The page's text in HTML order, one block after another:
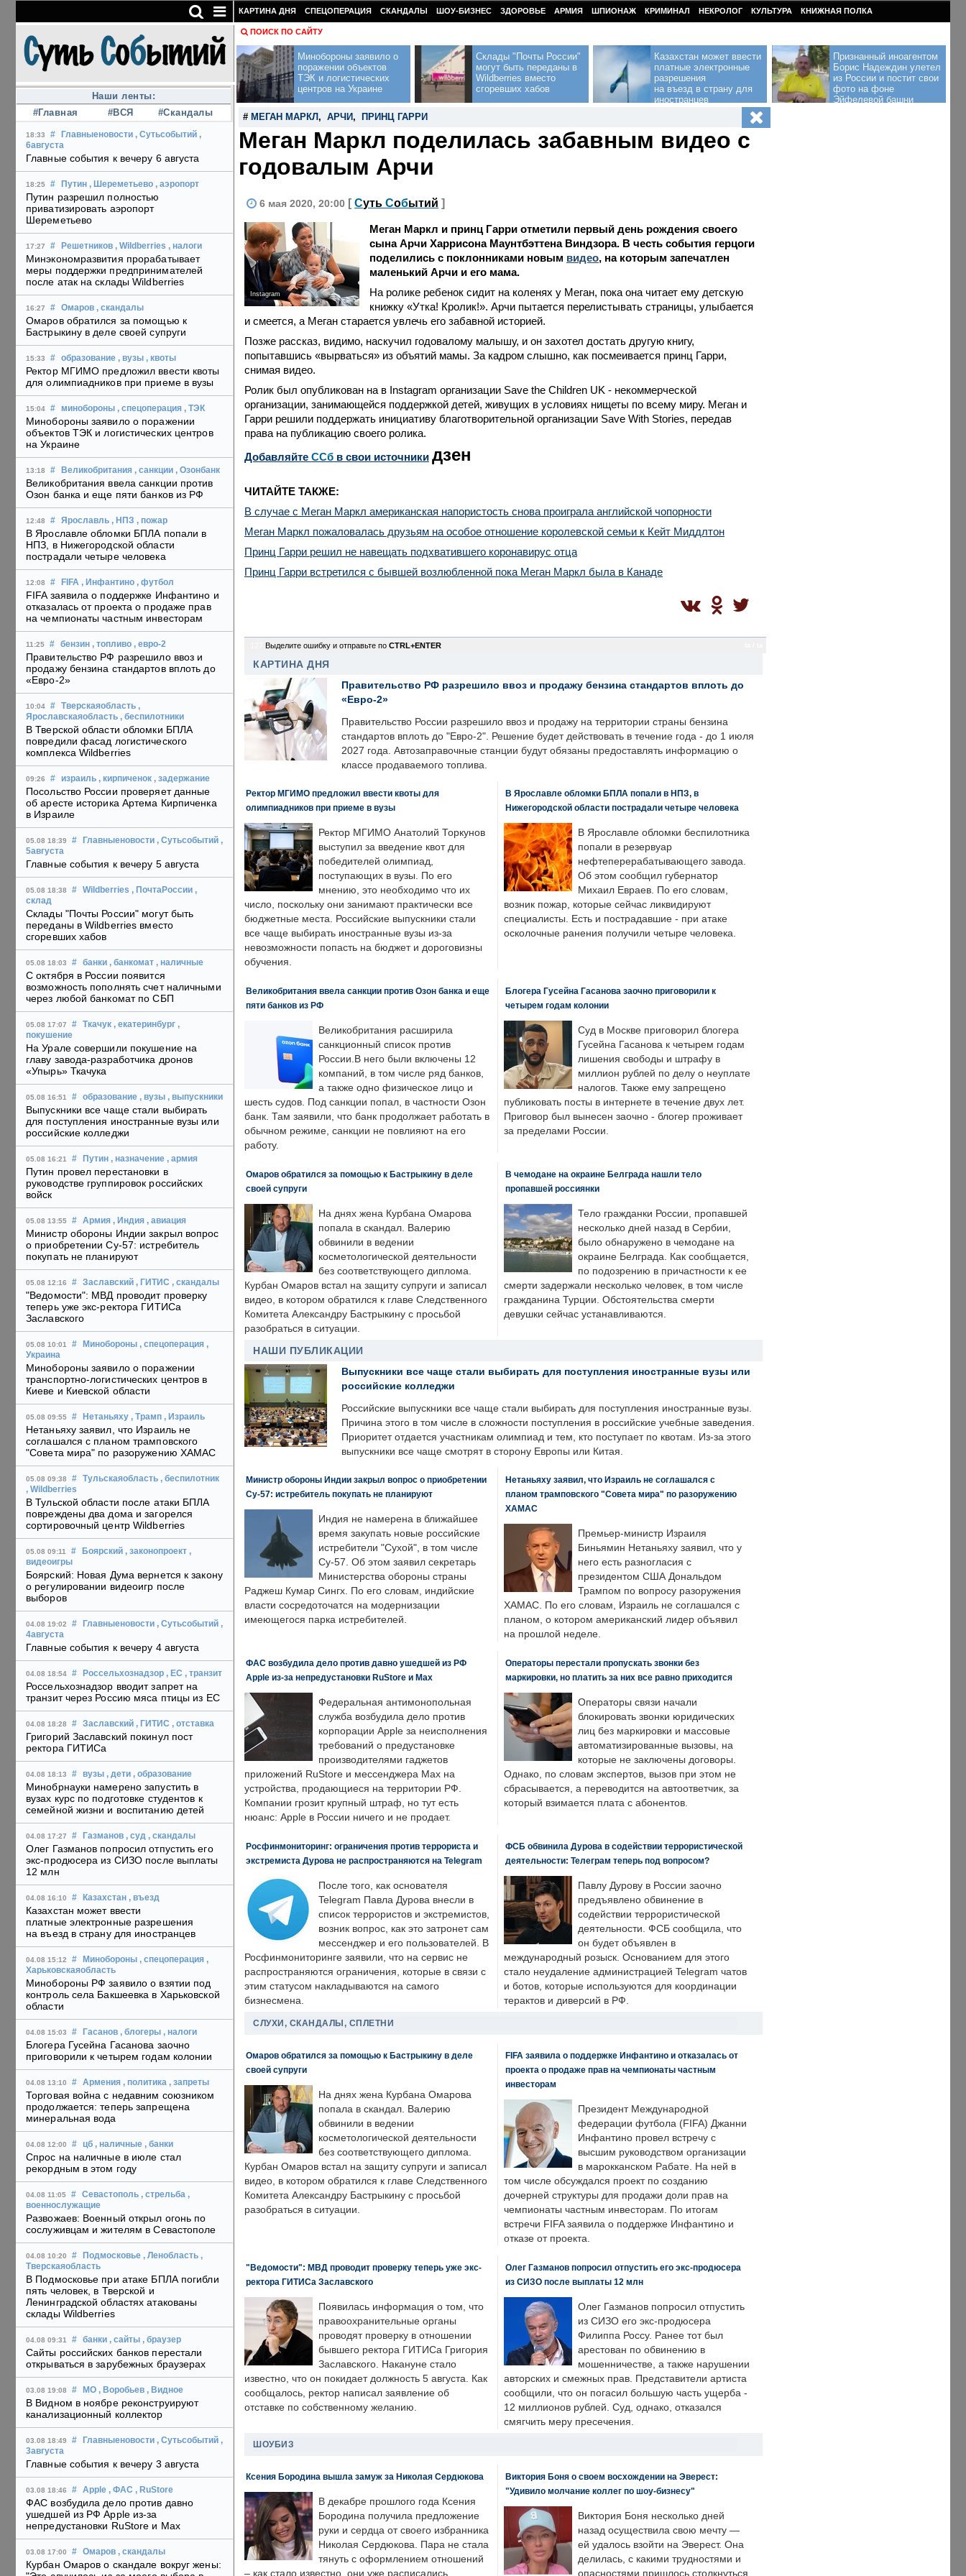
Наши ленты:
#Главная
#ВСЯ #Скандалы
18:33 # Главныеновости , Сутьсобытий ,
6августа
Главные события к вечеру 6 августа
18:25 # Путин , Шереметьево , аэропорт
Путин разрешил полностью
приватизировать аэропорт
Шереметьево
17:27 # Решетников , Wildberries , налоги
Минэкономразвития прорабатывает
меры поддержки предпринимателей
после атак на склады Wildberries
16:27 # Омаров , скандалы
Омаров обратился за помощью к
Бастрыкину в деле своей супруги
15:33 # образование , вузы , квоты
Ректор МГИМО предложил ввести квоты
для олимпиадников при приеме в вузы
15:04 # минобороны , спецоперация , ТЭК
Минобороны заявило о поражении
объектов ТЭК и логистических центров
на Украине
13:18 # Великобритания , санкции , Озонбанк
Великобритания ввела санкции против
Озон банка и еще пяти банков из РФ
12:48 # Ярославль , НПЗ , пожар
В Ярославле обломки БПЛА попали в
НПЗ, в Нижегородской области
пострадали четыре человека
12:08 # FIFA , Инфантино , футбол
FIFA заявила о поддержке Инфантино и
отказалась от проекта о продаже прав
на чемпионаты частным инвесторам
11:25 # бензин , топливо , евро-2
Правительство РФ разрешило ввоз и
продажу бензина стандартов вплоть до
«Евро-2»
10:04 # Тверскаяобласть ,
Ярославскаяобласть , беспилотники
В Тверской области обломки БПЛА
повредили фасад логистического
комплекса Wildberries
09:26 # израиль , кирпиченок , задержание
Посольство России проверяет данные
об аресте историка Артема Кирпиченка
в Израиле
05.08 18:39 # Главныеновости , Сутьсобытий ,
5августа
Главные события к вечеру 5 августа
05.08 18:38 # Wildberries , ПочтаРоссии ,
склад
Склады "Почты России" могут быть
переданы в Wildberries вместо
сгоревших хабов
05.08 18:03 # банки , банкомат , наличные
С октября в России появится
возможность пополнять счет наличными
через любой банкомат по СБП
05.08 17:07 # Ткачук , екатеринбург ,
покушение
На Урале совершили покушение на
главу завода-разработчика дронов
«Упырь» Ткачука
05.08 16:51 # образование , вузы , выпускники
Выпускники все чаще стали выбирать
для поступления иностранные вузы или
российские колледжи
05.08 16:21 # Путин , назначение , армия
Путин провел перестановки в
руководстве группировок российских
войск
05.08 13:55 # Армия , Индия , авиация
Министр обороны Индии закрыл вопрос
о приобретении Су-57: истребитель
покупать не планируют
05.08 12:16 # Заславский , ГИТИС , скандалы
"Ведомости": МВД проводит проверку
теперь уже экс-ректора ГИТИСа
Заславского
05.08 10:01 # Минобороны , спецоперация ,
Украина
Минобороны заявило о поражении
транспортно-логистических центров в
Киеве и Киевской области
05.08 09:55 # Нетаньяху , Трамп , Израиль
Нетаньяху заявил, что Израиль не
соглашался с планом трамповского
"Совета мира" по разоружению ХАМАС
05.08 09:38 # Тульскаяобласть , беспилотник
, Wildberries
В Тульской области после атаки БПЛА
повреждены два дома и загорелся
сортировочный центр Wildberries
05.08 09:11 # Боярский , законопроект ,
видеоигры
Боярский: Новая Дума вернется к закону
о регулировании видеоигр после
выборов
04.08 19:02 # Главныеновости , Сутьсобытий ,
4августа
Главные события к вечеру 4 августа
04.08 18:54 # Россельхознадзор , ЕС , транзит
Россельхознадзор вводит запрет на
транзит через Россию мяса птицы из ЕС
04.08 18:28 # Заславский , ГИТИС , отставка
Григорий Заславский покинул пост
ректора ГИТИСа
04.08 18:13 # вузы , дети , образование
Минобрнауки намерено запустить в
вузах курс по подготовке студентов к
семейной жизни и воспитанию детей
04.08 17:27 # Газманов , суд , скандалы
Олег Газманов попросил отпустить его
экс-продюсера из СИЗО после выплаты
12 млн
04.08 16:10 # Казахстан , въезд
Казахстан может ввести
платные электронные разрешения
на въезд в страну для иностранцев
04.08 15:12 # Минобороны , спецоперация ,
Харьковскаяобласть
Минобороны РФ заявило о взятии под
контроль села Бакшеевка в Харьковской
области
04.08 15:03 # Гасанов , блогеры , налоги
Блогера Гусейна Гасанова заочно
приговорили к четырем годам колонии
04.08 13:10 # Армения , политика , запреты
Торговая война с недавним союзником
продолжается: теперь запрещена
минеральная вода
04.08 12:00 # цб , наличные , банки
Спрос на наличные в июле стал
рекордным в этом году
04.08 11:05 # Севастополь , стрельба ,
военнослужащие
Развожаев: Военный открыл огонь по
сослуживцам и жителям в Севастополе
04.08 10:20 # Подмосковье , Ленобласть ,
Тверскаяобласть
В Подмосковье при атаке БПЛА погибли
пять человек, в Тверской и
Ленинградской областях атакованы
склады Wildberries
04.08 09:31 # банки , сайты , браузер
Сайты российских банков перестали
открываться в зарубежных браузерах
03.08 19:08 # МО , Воробьев , Видное
В Видном в ноябре реконструируют
канализационный коллектор
03.08 18:49 # Главныеновости , Сутьсобытий ,
3августа
Главные события к вечеру 3 августа
03.08 18:46 # Apple , ФАС , RuStore
ФАС возбудила дело против давно
ушедшей из РФ Apple из-за
непредустановки RuStore и Max
03.08 17:00 # Омаров , скандалы
Курбан Омаров о скандале вокруг жены:
КАРТИНА ДНЯ СПЕЦОПЕРАЦИЯ СКАНДАЛЫ ШОУ-БИЗНЕС ЗДОРОВЬЕ АРМИЯ ШПИОНАЖ КРИМИНАЛ НЕКРОЛОГ КУЛЬТУРА КНИЖНАЯ ПОЛКА
ПОИСК ПО САЙТУ
Минобороны заявило о
поражении объектов
ТЭК и логистических
центров на Украине
Склады "Почты России"
могут быть переданы в
Wildberries вместо
сгоревших хабов
Казахстан может ввести
платные электронные
разрешения
на въезд в страну для
иностранцев
Признанный иноагентом
Борис Надеждин улетел
из России и постит свои
фото на фоне
Эйфелевой башни
# МЕГАН МАРКЛ , АРЧИ , ПРИНЦ ГАРРИ
Меган Маркл поделилась забавным видео с
годовалым Арчи
6 мая 2020, 20:00 [ Суть Событий ]
Instagram
Меган Маркл и принц Гарри отметили первый день рождения своего
сына Арчи Харрисона Маунтбэттена Виндзора. В честь события герцоги
поделились с поклонниками новым видео, на которым запечатлен
маленький Арчи и его мама.
На ролике ребенок сидит на коленях у Меган, пока она читает ему детскую
книжку «Утка! Кролик!». Арчи пытается перелистывать страницы, улыбается
и смеется, а Меган старается увлечь его забавной историей.
Позже рассказ, видимо, наскучил годовалому малышу, и он захотел достать другую книгу,
попытавшись «вырваться» из объятий мамы. За кадром слышно, как посмеивается принц Гарри,
снимая видео.
Ролик был опубликован на в Instagram организации Save the Children UK - некоммерческой
организации, занимающейся поддержкой детей, живущих в условиях нищеты по всему миру. Меган и
Гарри решили поддержать инициативу благотворительной организации Save With Stories, передав
права на публикацию своего ролика.
Добавляйте CСб в свои источники дзен
ЧИТАЙТЕ ТАКЖЕ:
В случае с Меган Маркл американская напористость снова проиграла английской чопорности
Меган Маркл пожаловалась друзьям на особое отношение королевской семьи к Кейт Миддлтон
Принц Гарри решил не навещать подхватившего коронавирус отца
Принц Гарри встретился с бывшей возлюбленной пока Меган Маркл была в Канаде
Выделите ошибку и отправьте по CTRL+ENTER
КАРТИНА ДНЯ
Правительство РФ разрешило ввоз и продажу бензина стандартов вплоть до
«Евро-2»
Правительство России разрешило ввоз и продажу на территории страны бензина
стандартов вплоть до "Евро-2". Решение будет действовать в течение года - до 1 июля
2027 года. Автозаправочные станции будут обязаны предоставлять информацию о
классе продаваемого топлива.
Ректор МГИМО предложил ввести квоты для
олимпиадников при приеме в вузы
Ректор МГИМО Анатолий Торкунов
выступил за введение квот для
победителей олимпиад,
поступающих в вузы. По его
мнению, это необходимо что их
число, поскольку они занимают практически все
бюджетные места. Российские выпускники стали
все чаще выбирать иностранные вузы из-за
невозможности попасть на бюджет и дороговизны
обучения.
В Ярославле обломки БПЛА попали в НПЗ, в
Нижегородской области пострадали четыре человека
В Ярославле обломки беспилотника
попали в резервуар
нефтеперерабатывающего завода.
Об этом сообщил губернатор
Михаил Евраев. По его словам,
возник пожар, которые сейчас ликвидируют
специалисты. Есть и пострадавшие - при атаке
осколочные ранения получили четыре человека.
Великобритания ввела санкции против Озон банка и еще
пяти банков из РФ
Великобритания расширила
санкционный список против
России.В него были включены 12
компаний, в том числе ряд банков,
а также одно физическое лицо и
шесть судов. Под санкции попал, в частности Озон
банк. Там заявили, что банк продолжает работать в
обычном режиме, санкции не повлияют на его
работу.
Блогера Гусейна Гасанова заочно приговорили к
четырем годам колонии
Суд в Москве приговорил блогера
Гусейна Гасанова к четырем годам
лишения свободы и штрафу в
миллион рублей по делу о неуплате
налогов. Также ему запрещено
публиковать посты в интернете в течение двух лет.
Приговор был вынесен заочно - блогер проживает
за пределами России.
Омаров обратился за помощью к Бастрыкину в деле
своей супруги
На днях жена Курбана Омарова
попала в скандал. Валерию
обвинили в ведении
косметологической деятельности
без соответствующего диплома.
Курбан Омаров встал на защиту супруги и записал
видео, в котором обратился к главе Следственного
Комитета Александру Бастрыкину с просьбой
разобраться в ситуации.
В чемодане на окраине Белграда нашли тело
пропавшей россиянки
Тело гражданки России, пропавшей
несколько дней назад в Сербии,
было обнаружено в чемодане на
окраине Белграда. Как сообщается,
по подозрению в причастности к ее
смерти задержали несколько человек, в том числе
гражданина Турции. Обстоятельства смерти
девушки сейчас устанавливаются.
НАШИ ПУБЛИКАЦИИ
Выпускники все чаще стали выбирать для поступления иностранные вузы или
российские колледжи
Российские выпускники все чаще стали выбирать для поступления иностранные вузы.
Причина этого в том числе в сложности поступления в российские учебные заведения.
Приоритет отдается участникам олимпиад и тем, кто поступает по квотам. Из-за этого
выпускники все чаще смотрят в сторону Европы или Китая.
Министр обороны Индии закрыл вопрос о приобретении
Су-57: истребитель покупать не планируют
Индия не намерена в ближайшее
время закупать новые российские
истребители "Сухой", в том числе
Су-57. Об этом заявил секретарь
Министерства обороны страны
Раджеш Кумар Сингх. По его словам, индийские
власти сосредоточатся на модернизации
имеющегося парка истребителей.
Нетаньяху заявил, что Израиль не соглашался с
планом трамповского "Совета мира" по разоружению
ХАМАС
Премьер-министр Израиля
Биньямин Нетаньяху заявил, что у
него есть разногласия с
президентом США Дональдом
Трампом по вопросу разоружения
ХАМАС. По его словам, Израиль не соглашался с
планом, о котором американский лидер объявил
на прошлой неделе.
ФАС возбудила дело против давно ушедшей из РФ
Apple из-за непредустановки RuStore и Max
Федеральная антимонопольная
служба возбудила дело против
корпорации Apple за неисполнения
требований о предустановке
производителями гаджетов
приложений RuStore и мессенджера Max на
устройства, продающиеся на территории РФ.
Компании грозит крупный штраф, но тут есть
нюанс: Apple в России ничего и не продает.
Операторы перестали пропускать звонки без
маркировки, но платить за них все равно приходится
Операторы связи начали
блокировать звонки юридических
лиц без маркировки и массовые
автоматизированные вызовы, на
которые не заключены договоры.
Однако, по словам экспертов, вызов при этом не
сбрасывается, а переводится на автоответчик, за
который взимается плата с абонентов.
Росфинмониторинг: ограничения против террориста и
экстремиста Дурова не распространяются на Telegram
После того, как основателя
Telegram Павла Дурова внесли в
список террористов и экстремистов,
возник вопрос, как это затронет сам
мессенджер и его пользователей. В
Росфинмониторинге заявили, что на сервис не
распространяются ограничения, которые в связи с
этим статусом накладываются на самого
бизнесмена.
ФСБ обвинила Дурова в содействии террористической
деятельности: Телеграм теперь под вопросом?
Павлу Дурову в России заочно
предъявлено обвинение в
содействии террористической
деятельности. ФСБ сообщила, что
он будет объявлен в
международный розыск. Основанием для этого
стало неудаление администрацией Telegram чатов
и ботов, которые используются для координации
терактов и диверсий в РФ.
СЛУХИ, СКАНДАЛЫ, СПЛЕТНИ
Омаров обратился за помощью к Бастрыкину в деле
своей супруги
На днях жена Курбана Омарова
попала в скандал. Валерию
обвинили в ведении
косметологической деятельности
без соответствующего диплома.
Курбан Омаров встал на защиту супруги и записал
видео, в котором обратился к главе Следственного
Комитета Александру Бастрыкину с просьбой
разобраться в ситуации.
FIFA заявила о поддержке Инфантино и отказалась от
проекта о продаже прав на чемпионаты частным
инвесторам
Президент Международной
федерации футбола (FIFA) Джанни
Инфантино провел встречу с
высшим руководством организации
в марокканском Рабате. На ней в
том числе обсуждался проект по созданию
дочерней структуры для продажи доли прав на
чемпионаты частным инвесторам. По итогам
встречи FIFA заявила о поддержке Инфантино и
отказе от проекта.
"Ведомости": МВД проводит проверку теперь уже экс-
ректора ГИТИСа Заславского
Появилась информация о том, что
правоохранительные органы
проводят проверку в отношении
бывшего ректора ГИТИСа Григория
Заславского. Накануне стало
известно, что он покидает должность 5 августа. Как
сообщалось, ректор написал заявление об
отставке по собственному желанию.
Олег Газманов попросил отпустить его экс-продюсера
из СИЗО после выплаты 12 млн
Олег Газманов попросил отпустить
из СИЗО его экс-продюсера
Филиппа Россу. Ранее тот был
арестован по обвинению в
мошенничестве, а также нарушении
авторских и смежных прав. Представители артиста
сообщили, что он погасил большую часть ущерба -
12 миллионов рублей. Суд, однако, отказался
смягчить меру пресечения.
ШОУБИЗ
Ксения Бородина вышла замуж за Николая Сердюкова
В декабре прошлого года Ксения
Бородина получила предложение
руки и сердца от своего избранника
Николая Сердюкова. Пара не стала
тянуть с оформлением отношений
– как стало известно, они уже расписались.
Виктория Боня о своем восхождении на Эверест:
"Удивило молчание коллег по шоу-бизнесу"
Виктория Боня несколько дней
назад осуществила свою мечту —
ей удалось взойти на Эверест. Она
делилась, с какими трудностями и
опасностями пришлось столкнуться